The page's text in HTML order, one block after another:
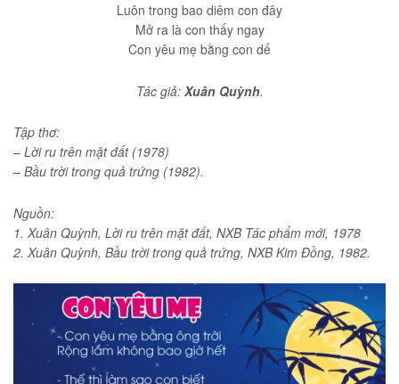
Luôn trong bao diêm con đây
Mở ra là con thấy ngay
Con yêu mẹ bằng con dế
Tác giả: Xuân Quỳnh.
Tập thơ:
– Lời ru trên mặt đất (1978)
– Bầu trời trong quả trứng (1982).
Nguồn:
1. Xuân Quỳnh, Lời ru trên mặt đất, NXB Tác phẩm mới, 1978
2. Xuân Quỳnh, Bầu trời trong quả trứng, NXB Kim Đồng, 1982.